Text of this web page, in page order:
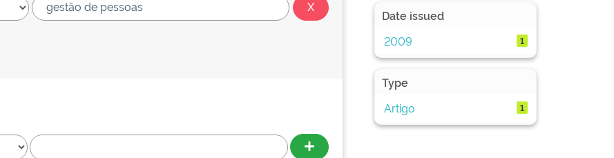
Date issued
2009
1
Type
Artigo
1